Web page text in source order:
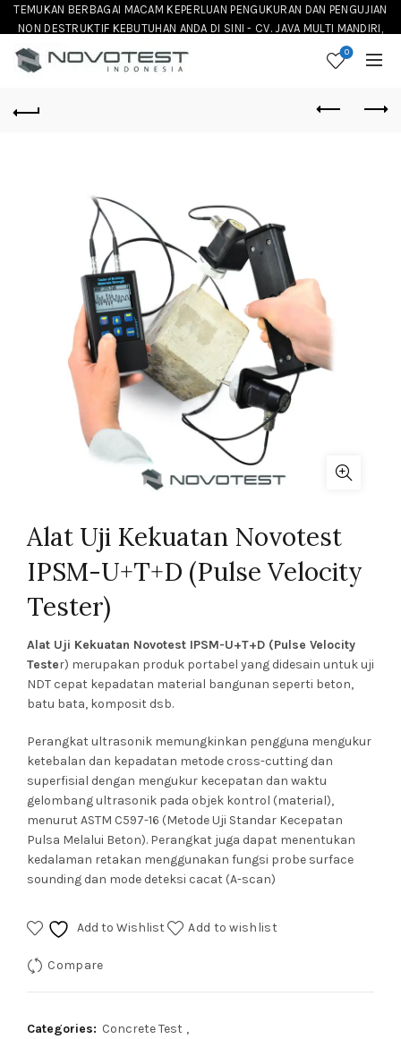
TEMUKAN BERBAGAI MACAM KEPERLUAN PENGUKURAN DAN PENGUJIAN
NON DESTRUKTIF KEBUTUHAN ANDA DI SINI - CV. JAVA MULTI MANDIRI,
DISTRIBUTOR NOVOTEST INSTRUMENT DI INDONESIA 0
Alat Uji Kekuatan Novotest
IPSM-U+T+D (Pulse Velocity
Tester)
Alat Uji Kekuatan Novotest IPSM-U+T+D (Pulse Velocity
Tester) merupakan produk portabel yang didesain untuk uji
NDT cepat kepadatan material bangunan seperti beton,
batu bata, komposit dsb.
Perangkat ultrasonik memungkinkan pengguna mengukur
ketebalan dan kepadatan metode cross-cutting dan
superfisial dengan mengukur kecepatan dan waktu
gelombang ultrasonik pada objek kontrol (material),
menurut ASTM C597-16 (Metode Uji Standar Kecepatan
Pulsa Melalui Beton). Perangkat juga dapat menentukan
kedalaman retakan menggunakan fungsi probe surface
sounding dan mode deteksi cacat (A-scan)
Add to Wishlist Add to wishlist
Compare
Categories: Concrete Test ,